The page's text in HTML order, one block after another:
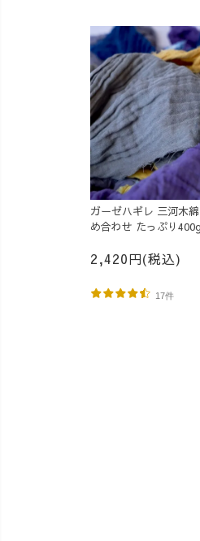
ガーゼハギレ 三河木
め合わせ たっぷり400g
2,420円(税込)
17件